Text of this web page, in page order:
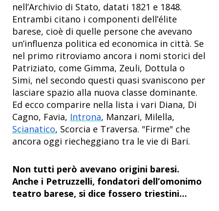
nell’Archivio di Stato, datati 1821 e 1848.
Entrambi citano i componenti dell’élite
barese, cioè di quelle persone che avevano
un’influenza politica ed economica in città. Se
nel primo ritroviamo ancora i nomi storici del
Patriziato, come Gimma, Zeuli, Dottula o
Simi, nel secondo questi quasi svaniscono per
lasciare spazio alla nuova classe dominante.
Ed ecco comparire nella lista i vari Diana, Di
Cagno, Favia, Introna, Manzari, Milella,
Scianatico, Scorcia e Traversa. "Firme" che
ancora oggi riecheggiano tra le vie di Bari.
Non tutti però avevano origini baresi.
Anche i Petruzzelli, fondatori dell’omonimo
teatro barese, si dice fossero triestini…